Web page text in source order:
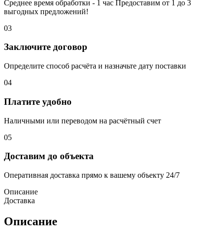
Среднее время обработки - 1 час Предоставим от 1 до 3
выгодных предложений!
03
Заключите договор
Определите способ расчёта и назначьте дату поставки
04
Платите удобно
Наличными или переводом на расчётный счет
05
Доставим до объекта
Оперативная доставка прямо к вашему объекту 24/7
Описание
Доставка
Описание